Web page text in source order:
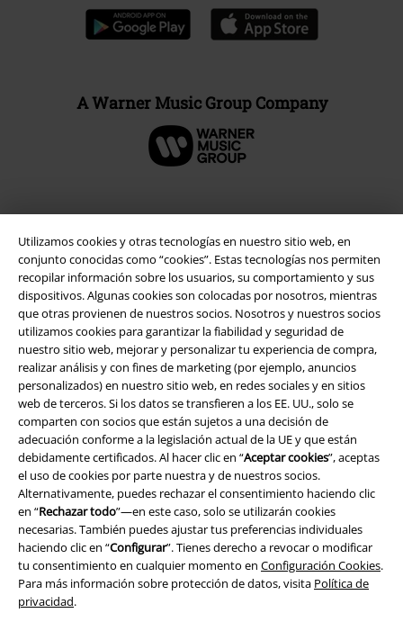
Utilizamos cookies y otras tecnologías en nuestro sitio web, en
conjunto conocidas como “cookies”. Estas tecnologías nos permiten
recopilar información sobre los usuarios, su comportamiento y sus
dispositivos. Algunas cookies son colocadas por nosotros, mientras
que otras provienen de nuestros socios. Nosotros y nuestros socios
utilizamos cookies para garantizar la fiabilidad y seguridad de
nuestro sitio web, mejorar y personalizar tu experiencia de compra,
realizar análisis y con fines de marketing (por ejemplo, anuncios
personalizados) en nuestro sitio web, en redes sociales y en sitios
web de terceros. Si los datos se transfieren a los EE. UU., solo se
comparten con socios que están sujetos a una decisión de
adecuación conforme a la legislación actual de la UE y que están
debidamente certificados. Al hacer clic en “Aceptar cookies”, aceptas
el uso de cookies por parte nuestra y de nuestros socios.
Alternativamente, puedes rechazar el consentimiento haciendo clic
en “Rechazar todo”—en este caso, solo se utilizarán cookies
necesarias. También puedes ajustar tus preferencias individuales
haciendo clic en “Configurar”. Tienes derecho a revocar o modificar
tu consentimiento en cualquier momento en Configuración Cookies.
Para más información sobre protección de datos, visita Política de
privacidad.
A Warner Music Group Company
Legal
Términos y Condiciones
Aviso Legal
Ley protección de datos